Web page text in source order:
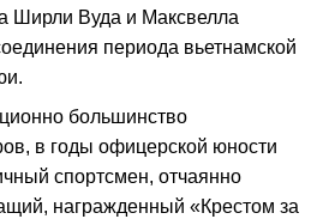
Ширли Вуда и Максвелла
периода вьетнамской
большинство
в годы офицерской юности
спортсмен, отчаянно
награжденный «Крестом за